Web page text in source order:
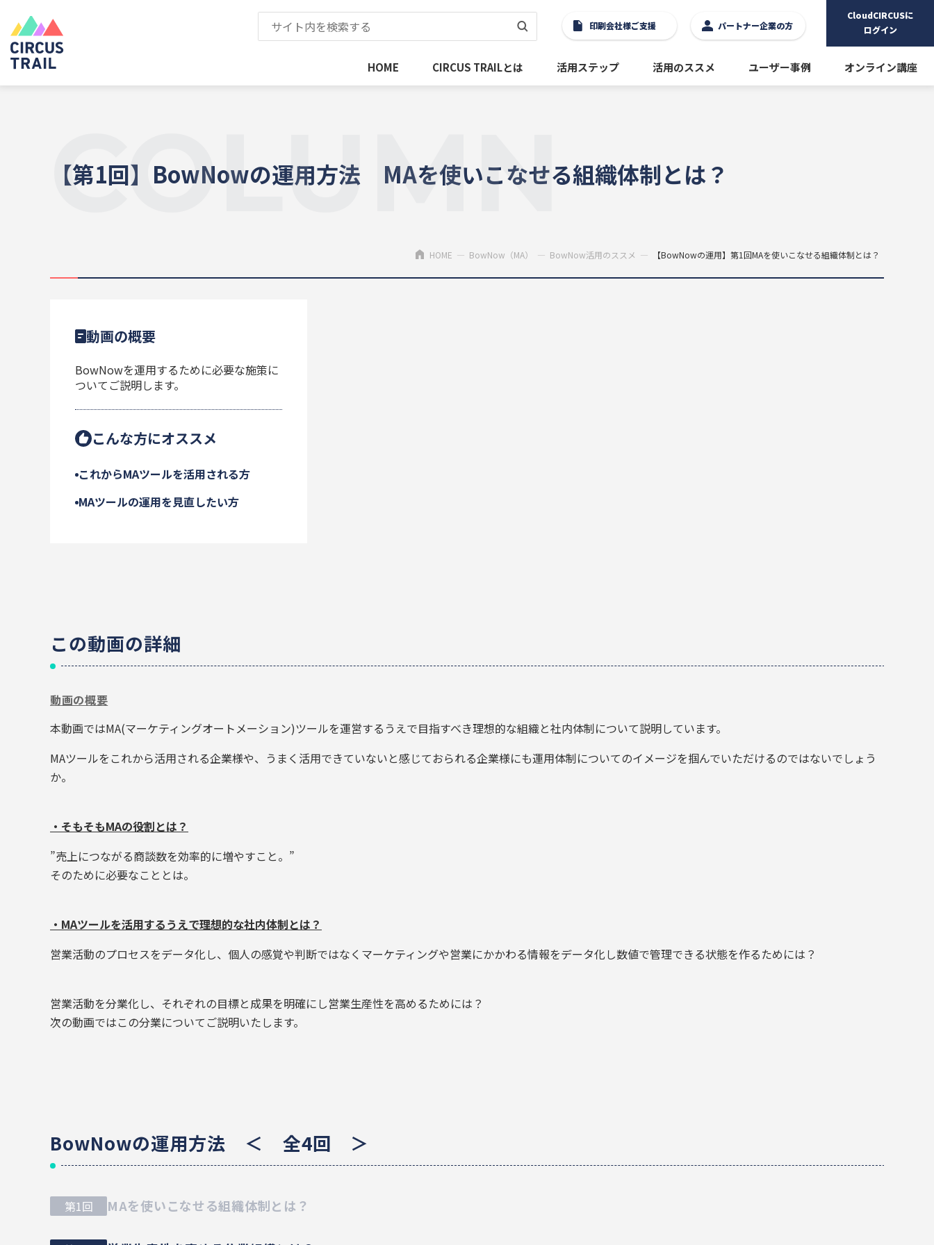
HOME CIRCUS TRAILとは 活用ステップ 活用のススメ ユーザー事例 オンライン講座
印刷会社様ご支援 パートナー企業の方
CloudCIRCUSに
ログイン
【第1回】BowNowの運用方法 MAを使いこなせる組織体制とは？
COLUMN
HOME BowNow（MA） BowNow活用のススメ 【BowNowの運用】第1回MAを使いこなせる組織体制とは？
動画の概要
BowNowを運用するために必要な施策に
ついてご説明します。
こんな方にオススメ
これからMAツールを活用される方
MAツールの運用を見直したい方
この動画の詳細
動画の概要
本動画ではMA(マーケティングオートメーション)ツールを運営するうえで目指すべき理想的な組織と社内体制について説明しています。
MAツールをこれから活用される企業様や、うまく活用できていないと感じておられる企業様にも運用体制についてのイメージを掴んでいただけるのではないでしょう
か。
・そもそもMAの役割とは？
”売上につながる商談数を効率的に増やすこと。”
そのために必要なこととは。
・MAツールを活用するうえで理想的な社内体制とは？
営業活動のプロセスをデータ化し、個人の感覚や判断ではなくマーケティングや営業にかかわる情報をデータ化し数値で管理できる状態を作るためには？
営業活動を分業化し、それぞれの目標と成果を明確にし営業生産性を高めるためには？
次の動画ではこの分業についてご説明いたします。
BowNowの運用方法 ＜ 全4回 ＞
第1回 MAを使いこなせる組織体制とは？